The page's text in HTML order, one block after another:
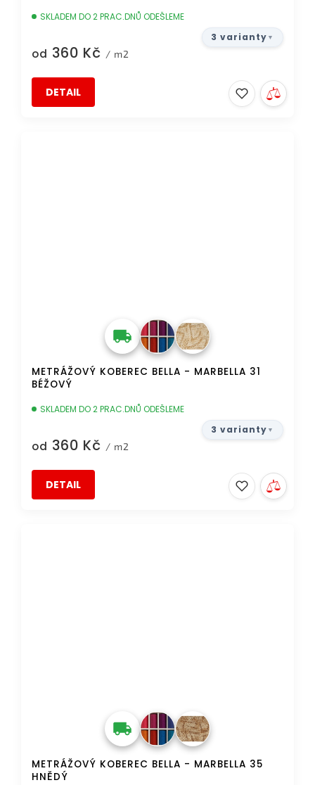
SKLADEM DO 2 PRAC.DNŮ ODEŠLEME
od 360 Kč / m2
DETAIL
3 varianty
METRÁŽOVÝ KOBEREC BELLA - MARBELLA 31
BÉŽOVÝ
SKLADEM DO 2 PRAC.DNŮ ODEŠLEME
od 360 Kč / m2
DETAIL
3 varianty
METRÁŽOVÝ KOBEREC BELLA - MARBELLA 35
HNĚDÝ